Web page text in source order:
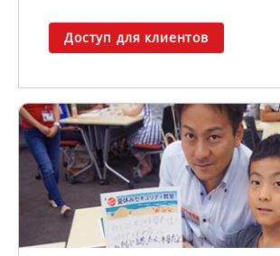
Доступ для клиентов